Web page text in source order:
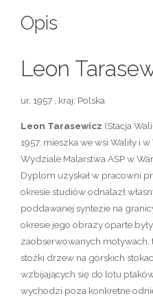
Opis
Leon
ur. 1957 , kraj: Polska
Leon Tarasewicz (Stacja
1957, mieszka we wsi Waliły i
Wydziale Malarstwa ASP w
Dyplom uzyskał w pracowni
okresie studiów odnalazł
poddawanej syntezie na
okresie jego obrazy oparte
zaobserwowanych
stożki drzew na górskich
wzbijających się do lotu
wychodzi poza konkretne